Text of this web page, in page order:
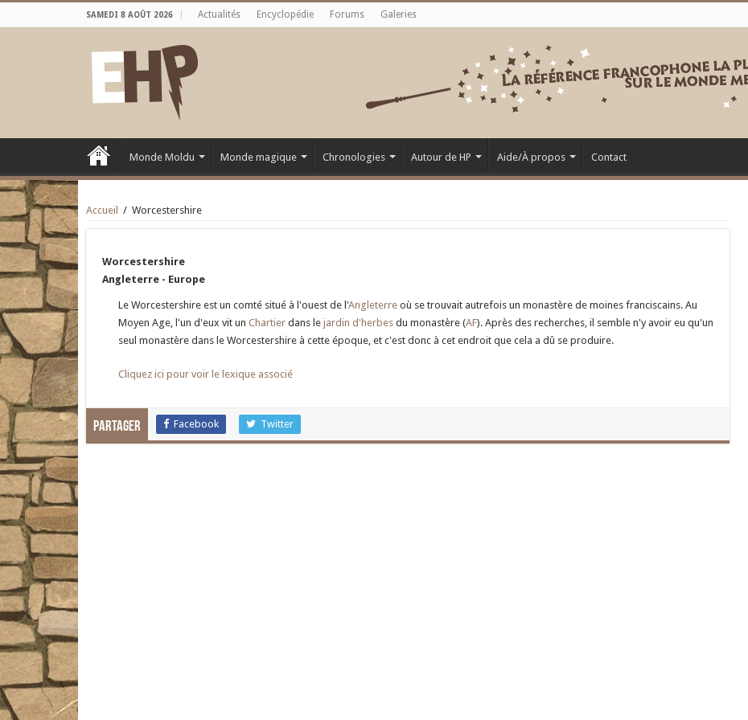
SAMEDI 8 AOÛT 2026 Actualités Encyclopédie Forums Galeries
Monde Moldu Monde magique Chronologies Autour de HP Aide/À propos Contact
Accueil / Worcestershire
Worcestershire
Angleterre - Europe
Le Worcestershire est un comté situé à l'ouest de l'Angleterre où se trouvait autrefois un monastère de moines franciscains. Au
Moyen Age, l'un d'eux vit un Chartier dans le jardin d'herbes du monastère (AF). Après des recherches, il semble n'y avoir eu qu'un
seul monastère dans le Worcestershire à cette époque, et c'est donc à cet endroit que cela a dû se produire.
Cliquez ici pour voir le lexique associé
Partager Facebook Twitter